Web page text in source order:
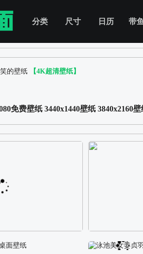
分类 尺寸 日历 带
的壁纸 【4K超清壁纸】
免费壁纸 3440x1440壁纸 3840x2160壁
纸 校园长发可爱